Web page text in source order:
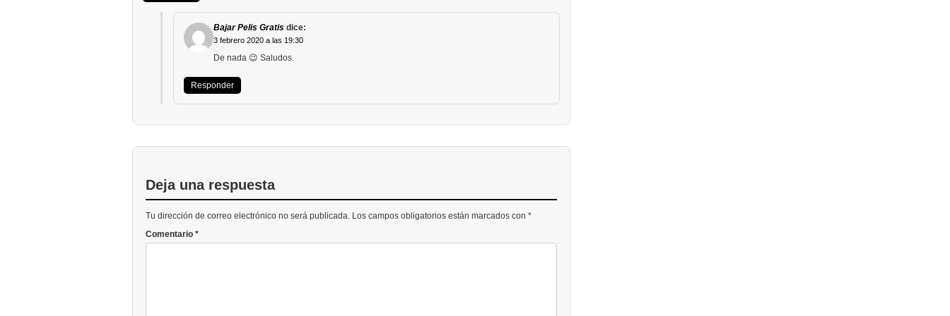
Bajar Pelis Gratis dice:
3 febrero 2020 a las 19:30
De nada 😉 Saludos.
Responder
Deja una respuesta
Tu dirección de correo electrónico no será publicada. Los campos obligatorios están marcados con *
Comentario *